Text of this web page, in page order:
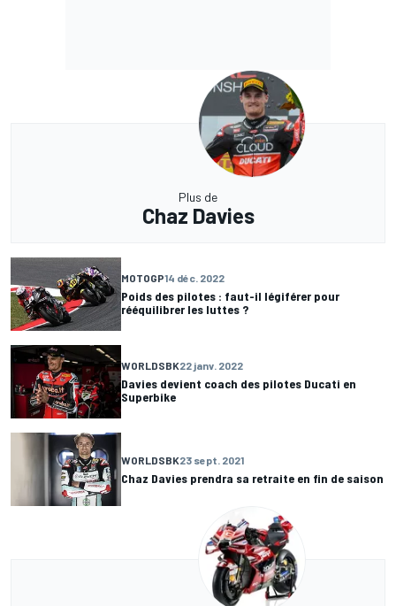
Plus de
Chaz Davies
MOTOGP14 déc. 2022
Poids des pilotes : faut-il légiférer pour
rééquilibrer les luttes ?
WORLDSBK22 janv. 2022
Davies devient coach des pilotes Ducati en
Superbike
WORLDSBK23 sept. 2021
Chaz Davies prendra sa retraite en fin de saison